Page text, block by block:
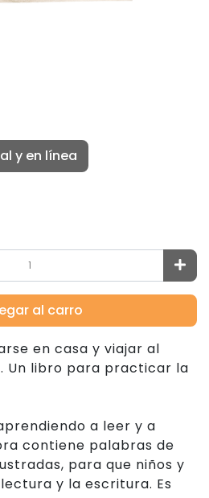
y en línea
al carro
en casa y viajar al
Un libro para practicar la
a leer y a
contiene palabras de
para que niños y
y la escritura. Es